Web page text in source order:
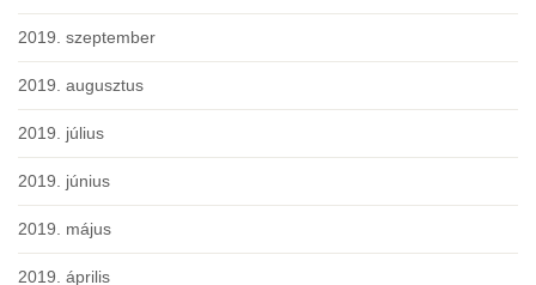
2019. szeptember
2019. augusztus
2019. július
2019. június
2019. május
2019. április